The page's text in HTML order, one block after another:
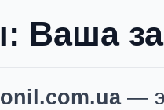
Ваша
—